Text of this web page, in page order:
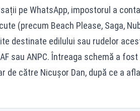
pe WhatsApp, impostorul a
(precum Beach Please, Saga,
destinate edilului sau rudelor
sau ANPC. Întreaga schemă a
de către Nicușor Dan, după ce a